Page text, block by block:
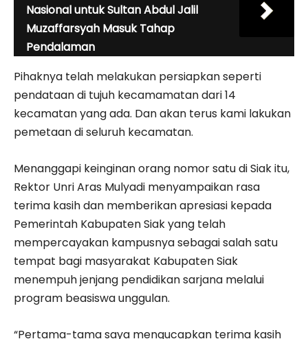
Nasional untuk Sultan Abdul Jalil
Muzaffarsyah Masuk Tahap
Pendalaman
Pihaknya telah melakukan persiapkan seperti
pendataan di tujuh kecamamatan dari 14
kecamatan yang ada. Dan akan terus kami lakukan
pemetaan di seluruh kecamatan.
Menanggapi keinginan orang nomor satu di Siak itu,
Rektor Unri Aras Mulyadi menyampaikan rasa
terima kasih dan memberikan apresiasi kepada
Pemerintah Kabupaten Siak yang telah
mempercayakan kampusnya sebagai salah satu
tempat bagi masyarakat Kabupaten Siak
menempuh jenjang pendidikan sarjana melalui
program beasiswa unggulan.
“Pertama-tama saya mengucapkan terima kasih